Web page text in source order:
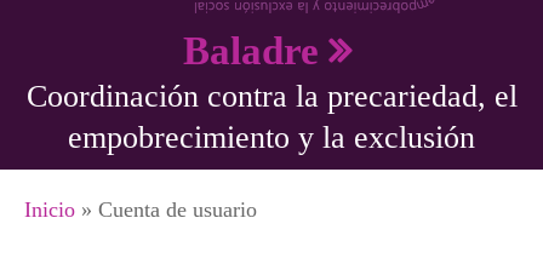
Baladre
Coordinación contra la precariedad, el
empobrecimiento y la exclusión
Se encuentra usted aquí
Inicio » Cuenta de usuario